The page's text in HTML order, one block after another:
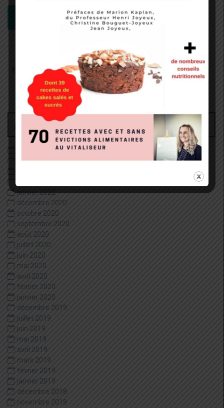
Archives
décembre 2022
janvier 2022
décembre 2020
octobre 2020
septembre 2020
août 2020
juillet 2020
juin 2020
mai 2020
avril 2020
février 2020
janvier 2020
décembre 2019
juillet 2019
juin 2019
mai 2019
avril 2019
mars 2019
février 2019
janvier 2019
décembre 2018
novembre 2018